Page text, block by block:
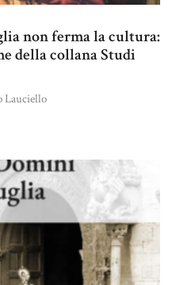
non ferma la cultura:
della collana Studi
Lauciello